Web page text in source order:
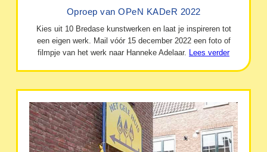
Oproep van OPeN KADeR 2022
Kies uit 10 Bredase kunstwerken en laat je inspireren tot
een eigen werk. Mail vóór 15 december 2022 een foto of
filmpje van het werk naar Hanneke Adelaar.
Lees verder